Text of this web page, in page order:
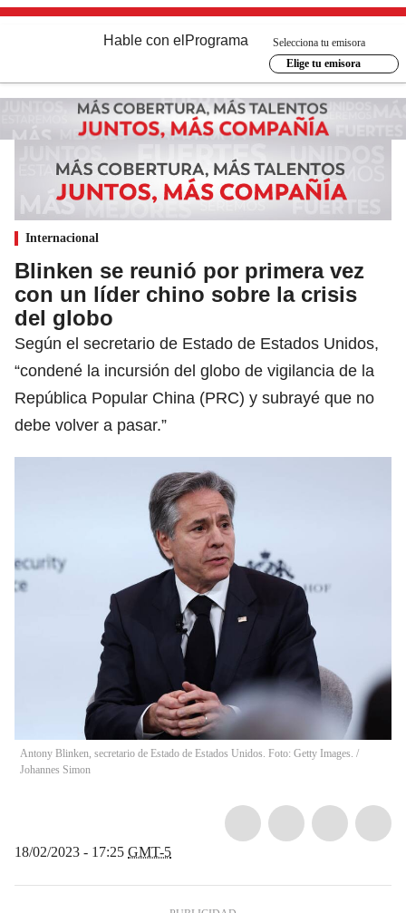
Hable con el Programa
Selecciona tu emisora
Elige tu emisora
Internacional
Blinken se reunió por primera vez
con un líder chino sobre la crisis
del globo
Según el secretario de Estado de Estados Unidos,
“condené la incursión del globo de vigilancia de la
República Popular China (PRC) y subrayé que no
debe volver a pasar.”
Antony Blinken, secretario de Estado de Estados Unidos. Foto: Getty Images. /
Johannes Simon
18/02/2023 - 17:25 GMT-5